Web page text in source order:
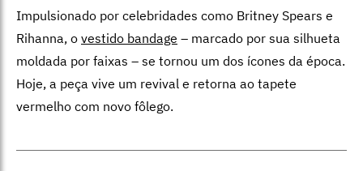
Impulsionado por celebridades como Britney Spears e
Rihanna, o vestido bandage – marcado por sua silhueta
moldada por faixas – se tornou um dos ícones da época.
Hoje, a peça vive um revival e retorna ao tapete
vermelho com novo fôlego.